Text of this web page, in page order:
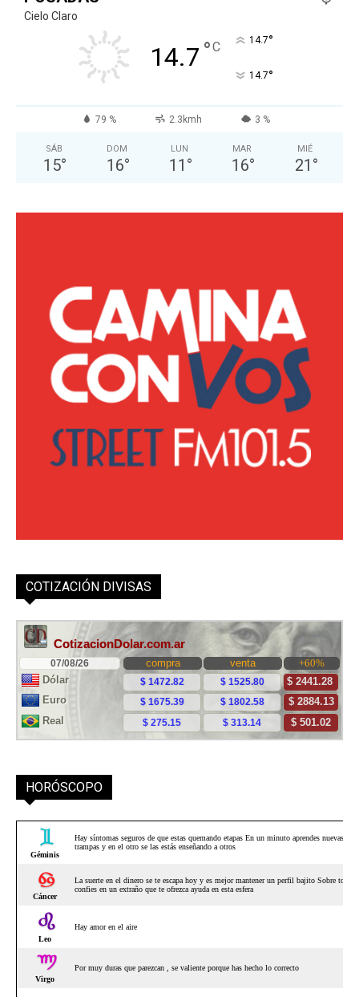
Cielo Claro
14.7 °C 14.7°
14.7°
79 % 2.3kmh 3 %
SÁB
15°
DOM
16°
LUN
11 °
MAR
16°
MIÉ
21 °
COTIZACIÓN DIVISAS
HORÓSCOPO